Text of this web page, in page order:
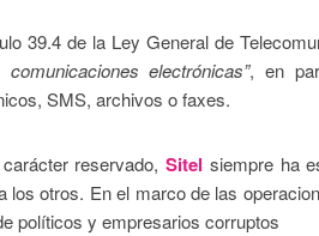
39.4 de la Ley General de
electrónicas”, en
SMS, archivos o faxes.
reservado,Sitel siempre ha
los otros. En el marco de las
políticos y empresarios corruptos